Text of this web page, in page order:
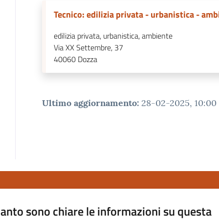
Tecnico: edilizia privata - urbanistica -
edilizia privata, urbanistica, ambiente
Via XX Settembre, 37
40060 Dozza
Ultimo aggiornamento: 28-02-2025, 10:00
sono chiare le informazioni su questa